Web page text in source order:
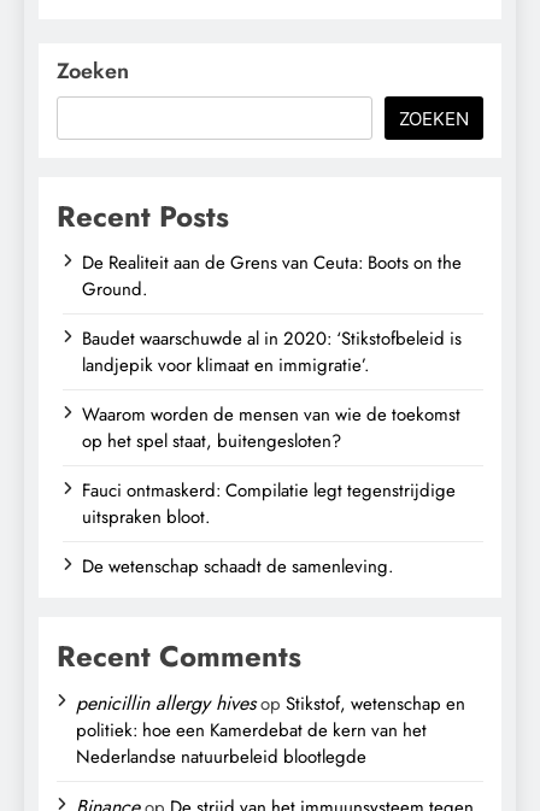
Zoeken
ZOEKEN
Recent Posts
De Realiteit aan de Grens van Ceuta: Boots on the
Ground.
Baudet waarschuwde al in 2020: ‘Stikstofbeleid is
landjepik voor klimaat en immigratie’.
Waarom worden de mensen van wie de toekomst
op het spel staat, buitengesloten?
Fauci ontmaskerd: Compilatie legt tegenstrijdige
uitspraken bloot.
De wetenschap schaadt de samenleving.
Recent Comments
penicillin allergy hivesop Stikstof, wetenschap en
politiek: hoe een Kamerdebat de kern van het
Nederlandse natuurbeleid blootlegde